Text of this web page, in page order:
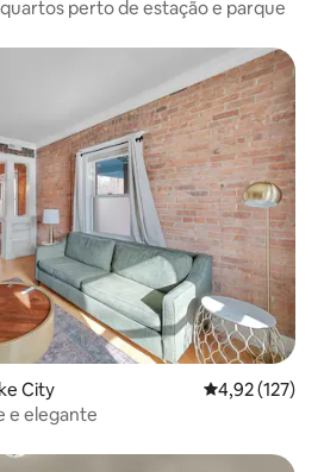
perto de estação e parque
City 4,92 de uma
4,92 (127)
e elegante